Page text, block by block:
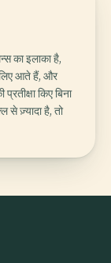
का इलाका है,
लिए आते हैं, और
किए बिना
से ज़्यादा है, तो